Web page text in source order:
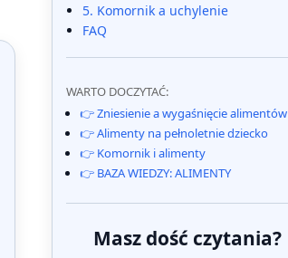
5. Komornik a uchylenie
FAQ
WARTO DOCZYTAĆ:
👉 Zniesienie a wygaśnięcie alimentów
👉 Alimenty na pełnoletnie dziecko
👉 Komornik i alimenty
👉 BAZA WIEDZY: ALIMENTY
Masz dość czytania?